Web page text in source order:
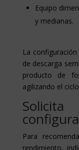
Equipo
y medianas.
La
de descarga
producto de
agilizando el
Para
rendimiento,